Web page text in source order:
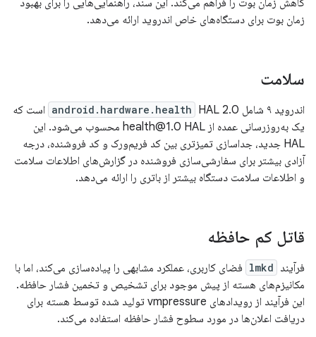
کاهش زمان بوت را فراهم می‌کند. این سند، راهنمایی‌هایی را برای بهبود
زمان بوت برای دستگاه‌های خاص اندروید ارائه می‌دهد.
سلامت
اندروید ۹ شامل android.hardware.health HAL 2.0 است که
یک به‌روزرسانی عمده از health@1.0 HAL محسوب می‌شود. این
HAL جدید، جداسازی تمیزتری بین کد فریم‌ورک و کد فروشنده، درجه
آزادی بیشتر برای سفارشی‌سازی فروشنده در گزارش‌های اطلاعات سلامت
و اطلاعات سلامت دستگاه بیشتر از باتری را ارائه می‌دهد.
قاتل کم حافظه
فرآیند lmkd فضای کاربری، عملکرد مشابهی را پیاده‌سازی می‌کند، اما با
مکانیزم‌های هسته از پیش موجود برای تشخیص و تخمین فشار حافظه.
این فرآیند از رویدادهای vmpressure تولید شده توسط هسته برای
دریافت اعلان‌ها در مورد سطوح فشار حافظه استفاده می‌کند.